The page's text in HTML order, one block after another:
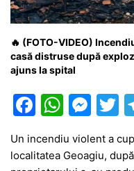
🔥 (FOTO-VIDEO)
casă distruse după
ajuns la spital
F
c
W
at
M
s
T
Un incendiu violent a
localitatea Geoagiu,